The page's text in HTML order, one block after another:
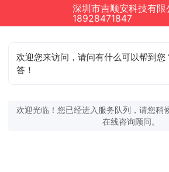
18928471847
欢迎您来访问，请问有什么可以帮到
答！
欢迎光临！您已经进入服务队列，请您稍
在线咨询顾问。